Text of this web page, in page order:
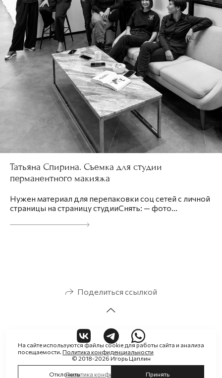
Татьяна Спирина. Съемка для студии
перманентного макияжа
Нужен материал для перепаковки соц сетей с личной
страницы на страницу студииСнять: — фото...
Поделиться ссылкой
© 2018-2026 Игорь Цаплин
Политика конфиденциальности
На сайте используются файлы cookie для работы сайта и анализа
посещаемости. Политика конфиденциальности
Отклонить Принять